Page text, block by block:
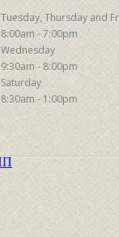
Tuesday, Thursday and
8:00am - 7:00pm
Wednesday
9:30am - 8:00pm
Saturday
8:30am - 1:00pm